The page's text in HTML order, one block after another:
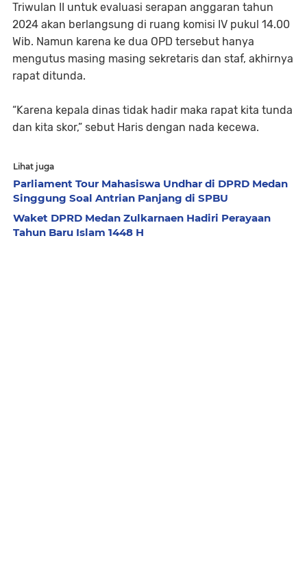
Triwulan II untuk evaluasi serapan anggaran tahun
2024 akan berlangsung di ruang komisi IV pukul 14.00
Wib. Namun karena ke dua OPD tersebut hanya
mengutus masing masing sekretaris dan staf, akhirnya
rapat ditunda.
“Karena kepala dinas tidak hadir maka rapat kita tunda
dan kita skor,” sebut Haris dengan nada kecewa.
Lihat juga
Parliament Tour Mahasiswa Undhar di DPRD Medan
Singgung Soal Antrian Panjang di SPBU
Waket DPRD Medan Zulkarnaen Hadiri Perayaan
Tahun Baru Islam 1448 H